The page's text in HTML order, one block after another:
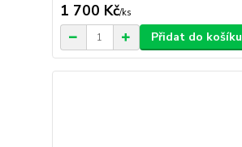
1 700 Kč/ks
Přidat do košíku